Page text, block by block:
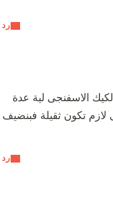
رد
رد
الاسفنجى لية عدة
تكون ثقيلة فبنضيف